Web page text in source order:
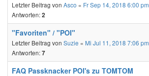
Letzter Beitrag von Asco « Fr Sep 14, 2018 6:00 pm
Antworten:2
"Favoriten" / "POI"
Letzter Beitrag von Suzie « Mi Jul 11, 2018 7:06 pm
Antworten:7
FAQ Passknacker POI's zu TOMTOM